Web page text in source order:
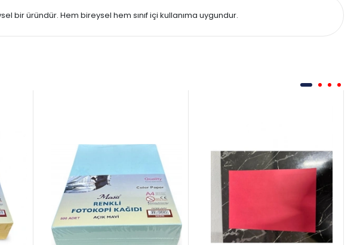
bir üründür. Hem bireysel hem sınıf içi kullanıma uygundur.